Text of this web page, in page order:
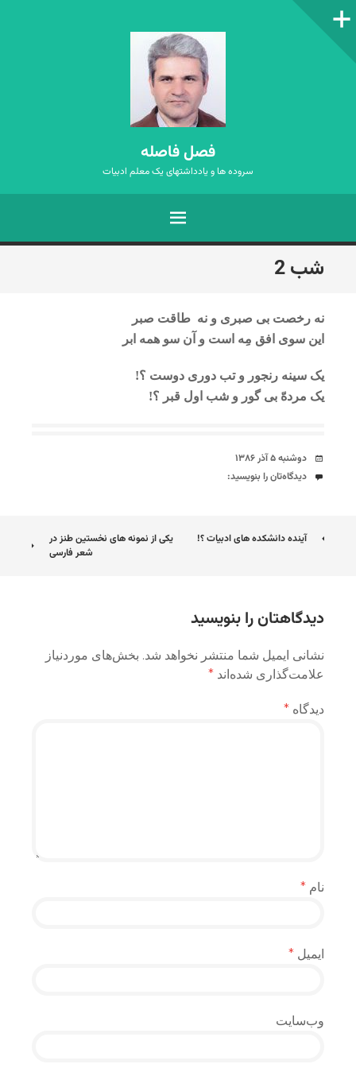
ستون‌کناری
فصل فاصله
سروده ها و یادداشتهای یک معلم ادبیات
فهرست
رفتن
به
شب 2
نه رخصت بی صبری و نه طاقت صبر
این سوی افق مِه است و آن سو همه ابر
یک سینه رنجور و تب دوری دوست ؟!
یک مردهّ بی گور و شب اول قبر ؟!
تاریخ
دوشنبه ۵ آذر ۱۳۸۶
دیدگاه‌ها
دیدگاه‌تان را بنویسید:
ناوبری
آینده دانشکده های ادبیات ؟!
یکی از نمونه های نخستین طنز در
شعر فارسی
دیدگاهتان را بنویسید
نشانی ایمیل شما منتشر نخواهد شد. بخش‌های موردنیاز
علامت‌گذاری شده‌اند *
دیدگاه *
نام *
ایمیل *
وب‌سایت